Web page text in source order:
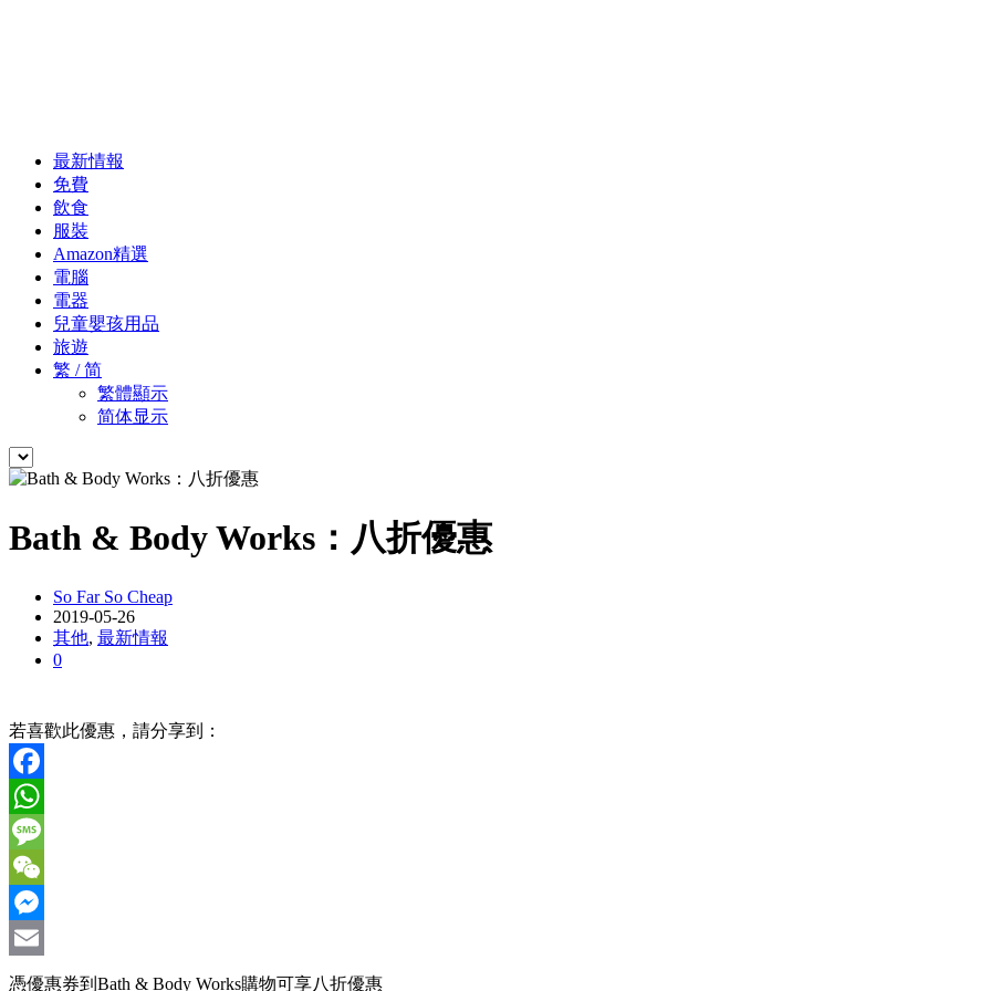
最新情報
免費
飲食
服裝
Amazon精選
電腦
電器
兒童嬰孩用品
旅遊
繁 / 简
繁體顯示
简体显示
Bath & Body Works：八折優惠
So Far So Cheap
2019-05-26
其他, 最新情報
0
若喜歡此優惠，請分享到：
Facebook
WhatsApp
Message
WeChat
Messenger
Email
憑優惠券到Bath & Body Works購物可享八折優惠